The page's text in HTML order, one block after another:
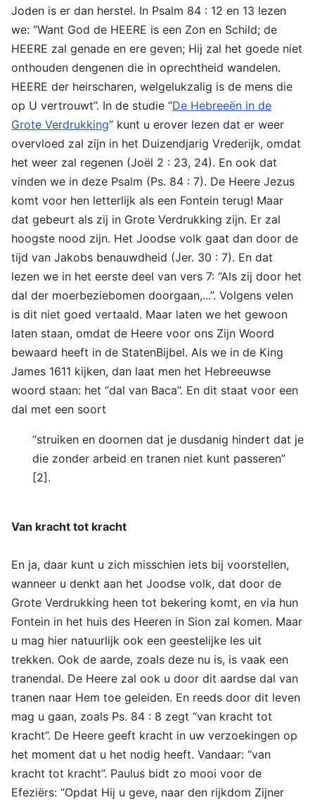
Joden is er dan herstel. In Psalm 84 : 12 en 13 lezen
we: “Want God de HEERE is een Zon en Schild; de
HEERE zal genade en ere geven; Hij zal het goede niet
onthouden dengenen die in oprechtheid wandelen.
HEERE der heirscharen, welgelukzalig is de mens die
op U vertrouwt”. In de studie “De Hebreeën in de
Grote Verdrukking” kunt u erover lezen dat er weer
overvloed zal zijn in het Duizendjarig Vrederijk, omdat
het weer zal regenen (Joël 2 : 23, 24). En ook dat
vinden we in deze Psalm (Ps. 84 : 7). De Heere Jezus
komt voor hen letterlijk als een Fontein terug! Maar
dat gebeurt als zij in Grote Verdrukking zijn. Er zal
hoogste nood zijn. Het Joodse volk gaat dan door de
tijd van Jakobs benauwdheid (Jer. 30 : 7). En dat
lezen we in het eerste deel van vers 7: “Als zij door het
dal der moerbeziebomen doorgaan,...”. Volgens velen
is dit niet goed vertaald. Maar laten we het gewoon
laten staan, omdat de Heere voor ons Zijn Woord
bewaard heeft in de StatenBijbel. Als we in de King
James 1611 kijken, dan laat men het Hebreeuwse
woord staan: het “dal van Baca”. En dit staat voor een
dal met een soort
“struiken en doornen dat je dusdanig hindert dat je
die zonder arbeid en tranen niet kunt passeren”
[2].
Van kracht tot kracht
En ja, daar kunt u zich misschien iets bij voorstellen,
wanneer u denkt aan het Joodse volk, dat door de
Grote Verdrukking heen tot bekering komt, en via hun
Fontein in het huis des Heeren in Sion zal komen. Maar
u mag hier natuurlijk ook een geestelijke les uit
trekken. Ook de aarde, zoals deze nu is, is vaak een
tranendal. De Heere zal ook u door dit aardse dal van
tranen naar Hem toe geleiden. En reeds door dit leven
mag u gaan, zoals Ps. 84 : 8 zegt “van kracht tot
kracht”. De Heere geeft kracht in uw verzoekingen op
het moment dat u het nodig heeft. Vandaar: “van
kracht tot kracht”. Paulus bidt zo mooi voor de
Efeziërs: “Opdat Hij u geve, naar den rijkdom Zijner